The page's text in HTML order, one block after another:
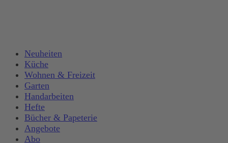
Neuheiten
Küche
Wohnen & Freizeit
Garten
Handarbeiten
Hefte
Bücher & Papeterie
Angebote
Abo